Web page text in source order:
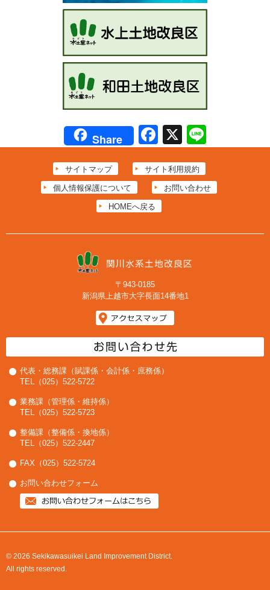
Share Facebook
X
サイトマップ サイト利用規約
個人情報保護について お問い合わせ
HOMEへ戻る
〒943-0185
新潟県上越市大字長面14番地1
代表・総務課（賦課係・会計係・庶務係）
TEL（025）522-5722
業務課（管理係・維持係）
TEL（025）522-5723
整備課（整備係・換地係）
TEL（025）522-2447
FAX（025）522-5724
お問い合わせフォーム
© 2026 Sekikawasuikei Land Improvement District.
All rights reserved.